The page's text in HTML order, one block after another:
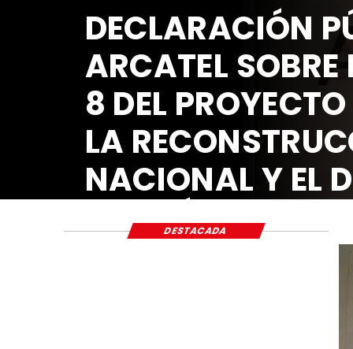
DECLARACIÓN
ARCATEL
8 DEL
LA
NACIONAL Y EL
ECONÓMICO Y
DESTACADA